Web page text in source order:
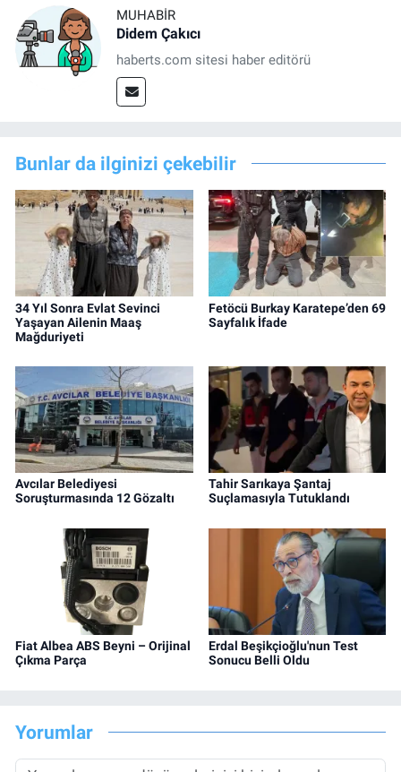
MUHABIR
Didem Çakıcı
haberts.com sitesi haber editörü
Bunlar da ilginizi çekebilir
34 Yıl Sonra Evlat Sevinci
Yaşayan Ailenin Maaş
Mağduriyeti
Fetöcü Burkay Karatepe’den 69
Sayfalık İfade
Avcılar Belediyesi
Soruşturmasında 12 Gözaltı
Tahir Sarıkaya Şantaj
Suçlamasıyla Tutuklandı
Fiat Albea ABS Beyni – Orijinal
Çıkma Parça
Erdal Beşikçioğlu'nun Test
Sonucu Belli Oldu
Yorumlar